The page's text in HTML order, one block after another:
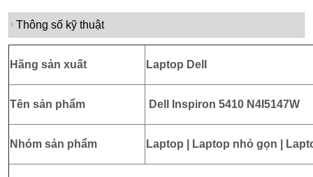
Thông số kỹ thuật
Hãng sản xuất Laptop Dell
Tên sản phẩm Dell Inspiron 5410 N4I5147W
Nhóm sản phẩm Laptop | Laptop nhỏ gọn |